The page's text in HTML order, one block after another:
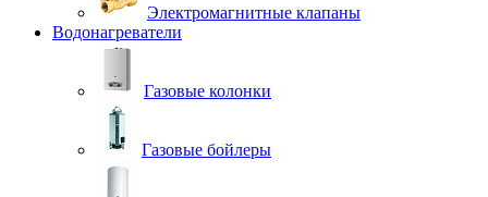
Электромагнитные клапаны
Водонагреватели
Газовые колонки
Газовые бойлеры